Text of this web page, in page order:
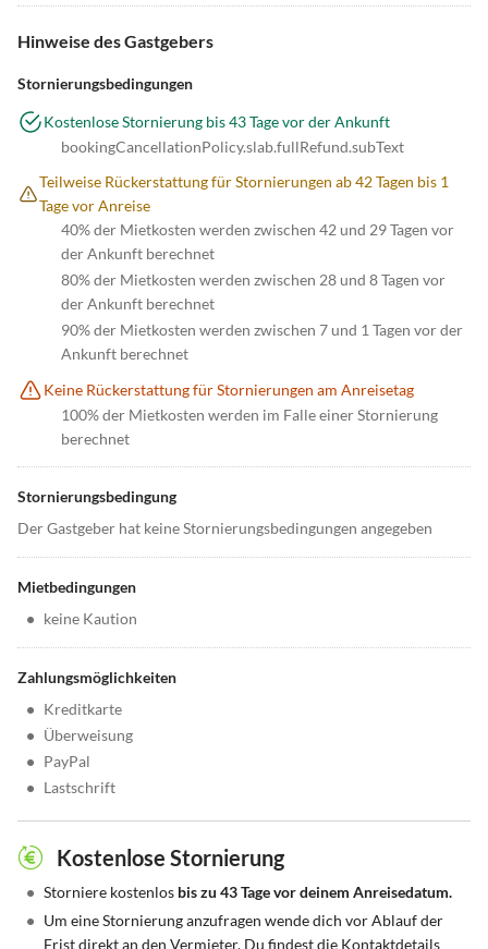
Hinweise des Gastgebers
Stornierungsbedingungen
Kostenlose Stornierung bis 43 Tage vor der Ankunft
bookingCancellationPolicy.slab.fullRefund.subText
Teilweise Rückerstattung für Stornierungen ab 42 Tagen bis 1
Tage vor Anreise
40% der Mietkosten werden zwischen 42 und 29 Tagen vor
der Ankunft berechnet
80% der Mietkosten werden zwischen 28 und 8 Tagen vor
der Ankunft berechnet
90% der Mietkosten werden zwischen 7 und 1 Tagen vor der
Ankunft berechnet
Keine Rückerstattung für Stornierungen am Anreisetag
100% der Mietkosten werden im Falle einer Stornierung
berechnet
Stornierungsbedingung
Der Gastgeber hat keine Stornierungsbedingungen angegeben
Mietbedingungen
• keine Kaution
Zahlungsmöglichkeiten
• Kreditkarte
• Überweisung
• PayPal
• Lastschrift
Kostenlose Stornierung
• Storniere kostenlos bis zu 43 Tage vor deinem Anreisedatum.
• Um eine Stornierung anzufragen wende dich vor Ablauf der
Frist direkt an den Vermieter. Du findest die Kontaktdetails